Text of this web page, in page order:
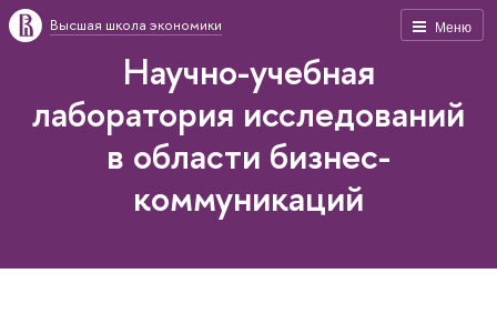
Меню
Высшая школа экономики
Научно-учебная
лаборатория исследований
в области бизнес-
коммуникаций